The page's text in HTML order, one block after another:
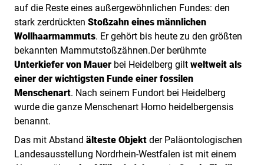
auf die Reste eines außergewöhnlichen Fundes: den
stark zerdrückten Stoßzahn eines männlichen
Wollhaarmammuts. Er gehört bis heute zu den größten
bekannten Mammutstoßzähnen.Der berühmte
Unterkiefer von Mauer bei Heidelberg gilt weltweit als
einer der wichtigsten Funde einer fossilen
Menschenart. Nach seinem Fundort bei Heidelberg
wurde die ganze Menschenart Homo heidelbergensis
benannt.
Das mit Abstand älteste Objekt der Paläontologischen
Landesausstellung Nordrhein-Westfalen ist mit einem